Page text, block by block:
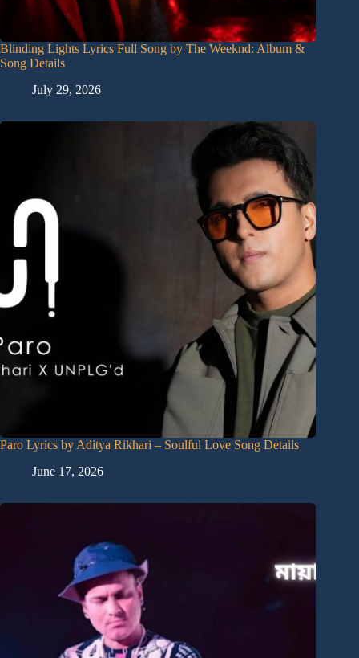
Blinding Lights Lyrics Full Song by The Weeknd: Album &
Song Details
July 29, 2026
Paro Lyrics by Aditya Rikhari – Soulful Love Song Details
June 17, 2026